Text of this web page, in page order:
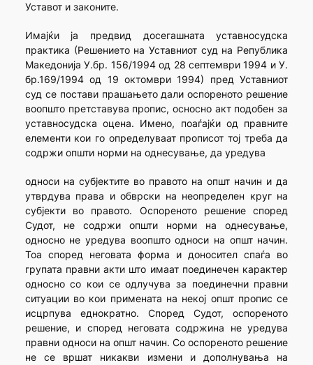
Уставот и законите.
Имајќи ја предвид досегашната уставносудска
практика (Решението на Уставниот суд на Република
Македонија У.бр. 156/1994 од 28 септември 1994 и У.
бр.169/1994 од 19 октомври 1994) пред Уставниот
суд се постави прашањето дали оспореното решение
воопшто претставува пропис, осносно акт подобен за
уставносудска оцена. Имено, поаѓајќи од правните
елементи кои го определуваат прописот тој треба да
содржи општи норми на однесување, да уредува
односи на субјектите во правото на општ начин и да
утврдува права и обврски на неопределен круг на
субјекти во правото. Оспореното решение според
Судот, не содржи општи норми на однесување,
односно не уредува воопшто односи на општ начин.
Тоа според неговата форма и доносител спаѓа во
групата правни акти што имаат поединечен карактер
односно со кои се одлучува за поединечни правни
ситуации во кои примената на некој општ пропис се
исцрпува еднократно. Според Судот, оспореното
решение, и според неговата содржина не уредува
правни односи на општ начин. Со оспореното решение
не се вршат никакви измени и дополнувања на